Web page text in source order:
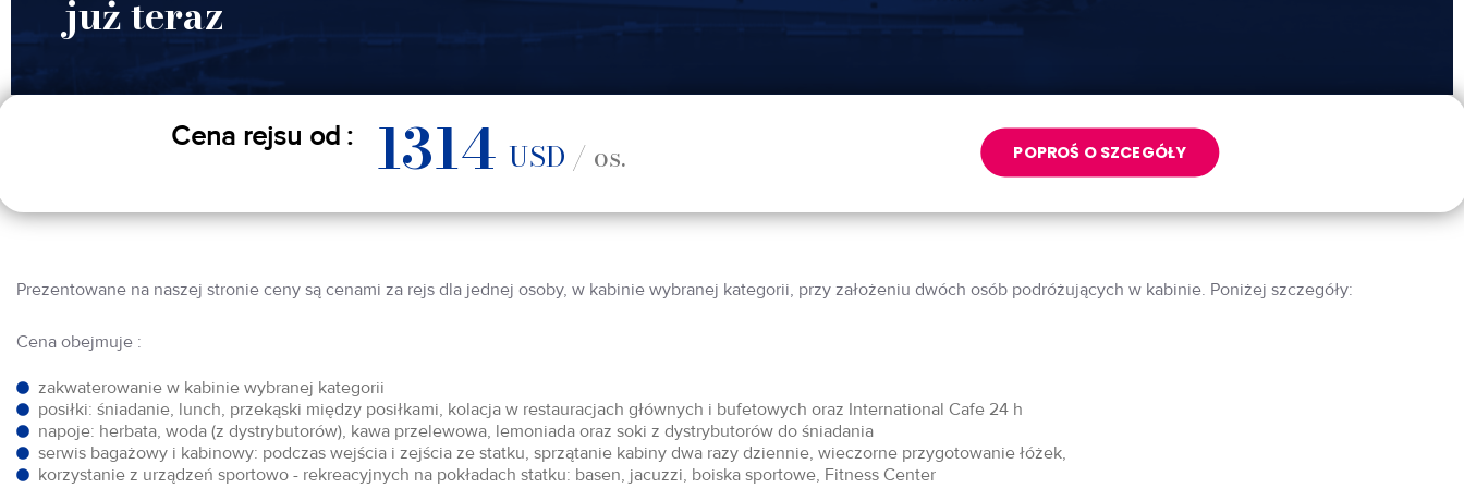
już teraz
Cena rejsu od : 1314USD / os. POPROŚ O SZCEGÓŁY
Prezentowane na naszej stronie ceny są cenami za rejs dla jednej osoby, w kabinie wybranej kategorii, przy założeniu dwóch osób podróżujących w kabinie. Poniżej szczegóły:
Cena obejmuje :
zakwaterowanie w kabinie wybranej kategorii
posiłki: śniadanie, lunch, przekąski między posiłkami, kolacja w restauracjach głównych i bufetowych oraz International Cafe 24 h
napoje: herbata, woda (z dystrybutorów), kawa przelewowa, lemoniada oraz soki z dystrybutorów do śniadania
serwis bagażowy i kabinowy: podczas wejścia i zejścia ze statku, sprzątanie kabiny dwa razy dziennie, wieczorne przygotowanie łóżek,
korzystanie z urządzeń sportowo - rekreacyjnych na pokładach statku: basen, jacuzzi, boiska sportowe, Fitness Center